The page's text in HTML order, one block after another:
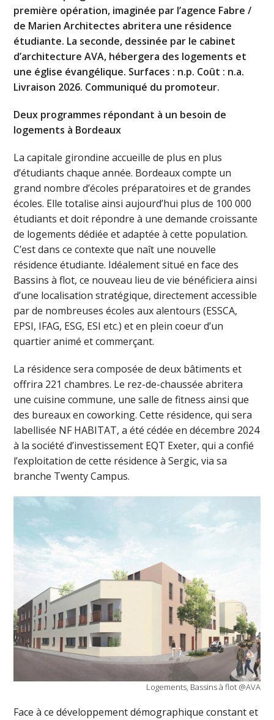
première opération, imaginée par l’agence Fabre /
de Marien Architectes abritera une résidence
étudiante. La seconde, dessinée par le cabinet
d’architecture AVA, hébergera des logements et
une église évangélique. Surfaces : n.p. Coût : n.a.
Livraison 2026. Communiqué du promoteur.
Deux programmes répondant à un besoin de
logements à Bordeaux
La capitale girondine accueille de plus en plus
d’étudiants chaque année. Bordeaux compte un
grand nombre d’écoles préparatoires et de grandes
écoles. Elle totalise ainsi aujourd’hui plus de 100 000
étudiants et doit répondre à une demande croissante
de logements dédiée et adaptée à cette population.
C’est dans ce contexte que naît une nouvelle
résidence étudiante. Idéalement situé en face des
Bassins à flot, ce nouveau lieu de vie bénéficiera ainsi
d’une localisation stratégique, directement accessible
par de nombreuses écoles aux alentours (ESSCA,
EPSI, IFAG, ESG, ESI etc.) et en plein coeur d’un
quartier animé et commerçant.
La résidence sera composée de deux bâtiments et
offrira 221 chambres. Le rez-de-chaussée abritera
une cuisine commune, une salle de fitness ainsi que
des bureaux en coworking. Cette résidence, qui sera
labellisée NF HABITAT, a été cédée en décembre 2024
à la société d’investissement EQT Exeter, qui a confié
l’exploitation de cette résidence à Sergic, via sa
branche Twenty Campus.
Logements, Bassins à flot @AVA
Face à ce développement démographique constant et